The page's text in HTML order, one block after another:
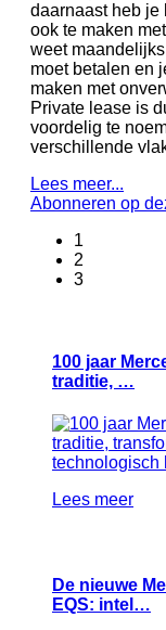
daarnaast heb je
ook te maken
weet
moet betalen en
maken met
Private lease is
voordelig te
verschillende
Lees meer...
Abonneren op
1
2
3
100 jaar
traditie, …
Lees meer
De nieuwe
EQS: intel…